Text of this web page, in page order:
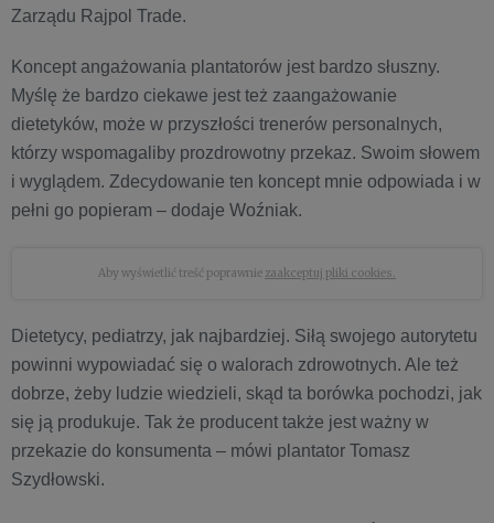
Zarządu Rajpol Trade.
Koncept angażowania plantatorów jest bardzo słuszny.
Myślę że bardzo ciekawe jest też zaangażowanie
dietetyków, może w przyszłości trenerów personalnych,
którzy wspomagaliby prozdrowotny przekaz. Swoim słowem
i wyglądem. Zdecydowanie ten koncept mnie odpowiada i w
pełni go popieram – dodaje Woźniak.
Aby wyświetlić treść poprawnie zaakceptuj pliki cookies.
Dietetycy, pediatrzy, jak najbardziej. Siłą swojego autorytetu
powinni wypowiadać się o walorach zdrowotnych. Ale też
dobrze, żeby ludzie wiedzieli, skąd ta borówka pochodzi, jak
się ją produkuje. Tak że producent także jest ważny w
przekazie do konsumenta – mówi plantator Tomasz
Szydłowski.